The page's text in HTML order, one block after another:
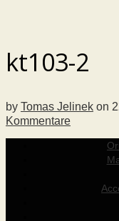
kt103-2
by Tomas Jelinek on
Kommentare